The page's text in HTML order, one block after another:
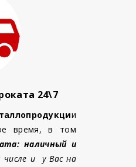
24\7
и
время, в том
наличный и
и у Вас на